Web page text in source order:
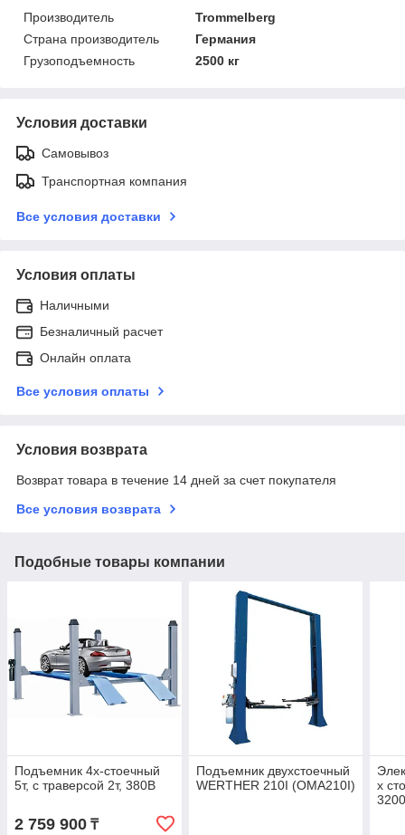
Производитель
Trommelberg
Страна производитель
Германия
Грузоподъемность
2500 кг
Условия доставки
Самовывоз
Транспортная компания
Все условия доставки
Условия оплаты
Наличными
Безналичный расчет
Онлайн оплата
Все условия оплаты
Условия возврата
Возврат товара в течение 14 дней за счет покупателя
Все условия возврата
Подобные товары компании
Подъемник 4х-стоечный
5т, c траверсой 2т, 380В
2 759 900 ₸
Подъемник двухстоечный
WERTHER 210I (OMA210I)
х